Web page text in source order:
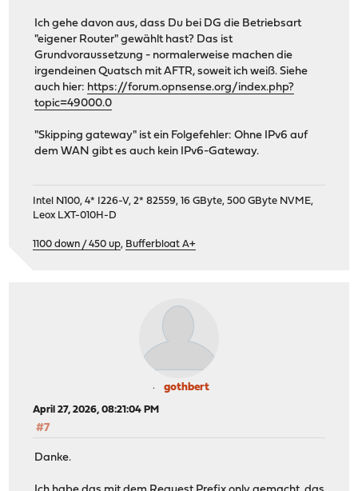
2026-04-26T19:38:17
Notice opnsense
2026-04-26T19:38:17
Notice opnsense
2026-04-26T19:38:17
Notice opnsense
2026-04-26T19:38:17
Warning opnsense
2026-04-26T19:38:17
Warning opnsense
2026-04-26T19:38:17
2026-04-26T19:38:17
Notice opnsense
2026-04-26T19:38:17
Notice opnsense
2026-04-26T19:38:17
Warning opnsense
2026-04-26T19:38:16
Ich gehe davon aus, dass Du bei DG die Betriebsart
"eigener Router" gewählt hast? Das ist
Grundvoraussetzung - normalerweise machen die
irgendeinen Quatsch mit AFTR, soweit ich weiß. Siehe
auch hier: https://forum.opnsense.org/index.php?
topic=49000.0
"Skipping gateway" ist ein Folgefehler: Ohne IPv6 auf
dem WAN gibt es auch kein IPv6-Gateway.
Intel N100, 4* I226-V, 2* 82559, 16 GByte, 500 GByte NVME,
Leox LXT-010H-D
1100 down / 450 up, Bufferbloat A+
gothbert
April 27, 2026, 08:21:04 PM
#7
Danke.